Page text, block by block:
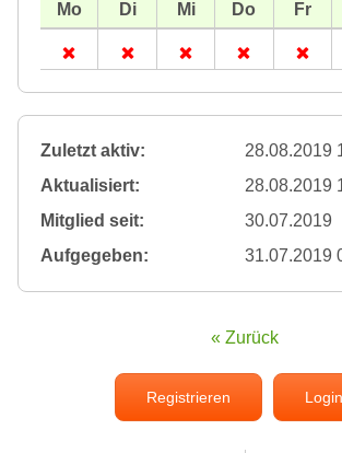
Zuletzt aktiv:
28.08.2019
Aktualisiert:
28.08.2019
Mitglied seit:
30.07.2019
Aufgegeben:
31.07.2019
« Zurück
Registrieren Login